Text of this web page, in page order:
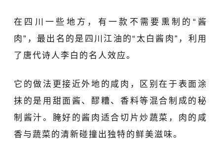
在四川一些地方，有一款不需要熏制的“酱
肉”，最出名的是四川江油的“太白酱肉”，利用
了唐代诗人李白的名人效应。
它的做法更接近外地的咸肉，区别在于表面涂
抹的是用甜面酱、醪糟、香料等混合制成的秘
制酱汁。腌好的酱肉适合切片炒蔬菜，肉的咸
香与蔬菜的清新碰撞出独特的鲜美滋味。